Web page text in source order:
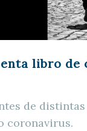
libro
de
coronavirus.